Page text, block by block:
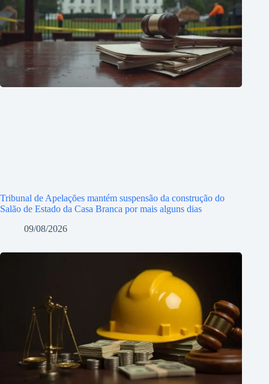
Tribunal de Apelações mantém suspensão da construção do
Salão de Estado da Casa Branca por mais alguns dias
09/08/2026